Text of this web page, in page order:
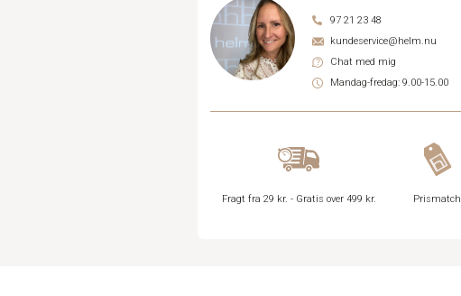
97 21 23 48
kundeservice@helm.nu
Chat med mig
Mandag-fredag: 9.00-15.00
Fragt fra 29 kr. - Gratis over 499 kr. Prismatch